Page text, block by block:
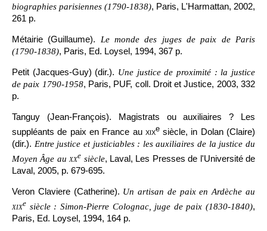
biographies parisiennes (1790-1838), Paris, L'Harmattan, 2002,
261 p.
Métairie (Guillaume).
Le monde des juges de paix de Paris
(1790-1838), Paris, Ed. Loysel, 1994, 367 p.
Petit (Jacques-Guy) (dir.). Une justice de proximité : la justice
de paix 1790-1958, Paris, PUF, coll. Droit et Justice, 2003, 332
p.
Tanguy (Jean-François). Magistrats ou auxiliaires ? Les
suppléants de paix en France au xixesiècle, in Dolan (Claire)
(dir.). Entre justice et justiciables : les auxiliaires de la justice du
Moyen Âge au xxe siècle, Laval, Les Presses de l'Université de
Laval, 2005, p. 679-695.
Veron Claviere (Catherine). Un artisan de paix en Ardèche au
xixe siècle : Simon-Pierre Colognac, juge de paix (1830-1840),
Paris, Ed. Loysel, 1994, 164 p.